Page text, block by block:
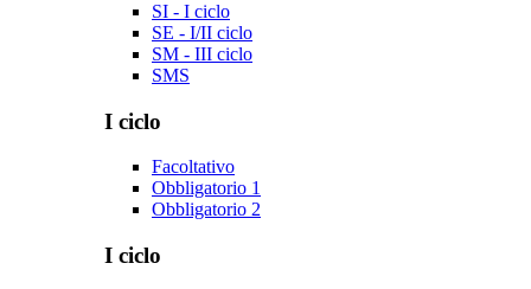
SI - I ciclo
SE - I/II ciclo
SM - III ciclo
SMS
I ciclo
Facoltativo
Obbligatorio 1
Obbligatorio 2
I ciclo